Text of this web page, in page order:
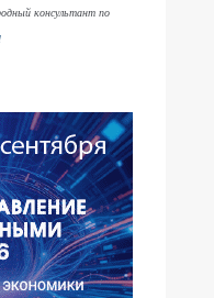
консультант по